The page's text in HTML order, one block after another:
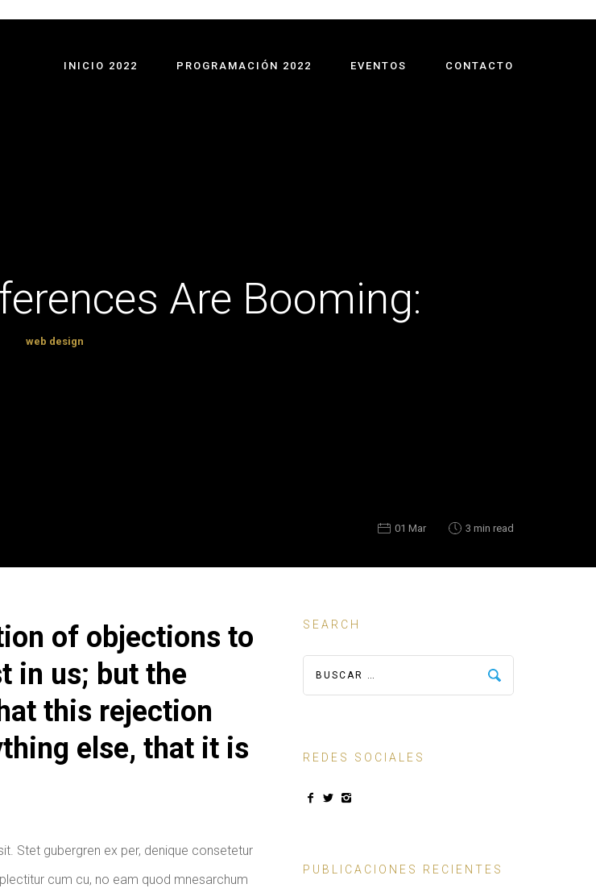
INICIO 2022 PROGRAMACIÓN 2022 EVENTOS CONTACTO
Are Booming:
web design
01 Mar 3 min read
of objections to
in us; but the
this rejection
else, that it is
Stet gubergren ex per, denique consetetur
cum cu, no eam quod mnesarchum
SEARCH
REDES SOCIALES
PUBLICACIONES RECIENTES